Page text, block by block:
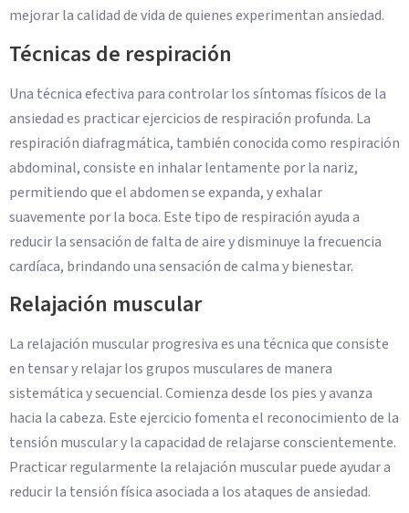
mejorar la calidad de vida de quienes experimentan ansiedad.
Técnicas de respiración
Una técnica efectiva para controlar los síntomas físicos de la
ansiedad es practicar ejercicios de respiración profunda. La
respiración diafragmática, también conocida como respiración
abdominal, consiste en inhalar lentamente por la nariz,
permitiendo que el abdomen se expanda, y exhalar
suavemente por la boca. Este tipo de respiración ayuda a
reducir la sensación de falta de aire y disminuye la frecuencia
cardíaca, brindando una sensación de calma y bienestar.
Relajación muscular
La relajación muscular progresiva es una técnica que consiste
en tensar y relajar los grupos musculares de manera
sistemática y secuencial. Comienza desde los pies y avanza
hacia la cabeza. Este ejercicio fomenta el reconocimiento de la
tensión muscular y la capacidad de relajarse conscientemente.
Practicar regularmente la relajación muscular puede ayudar a
reducir la tensión física asociada a los ataques de ansiedad.